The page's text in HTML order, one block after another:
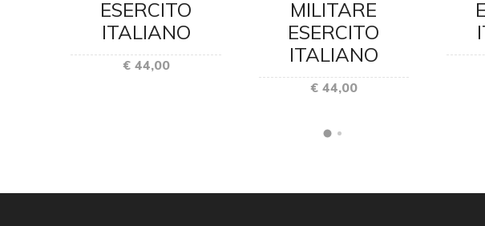
ESERCITO
ITALIANO
€ 44,00
MILITARE
ESERCITO
ITALIANO
€ 44,00